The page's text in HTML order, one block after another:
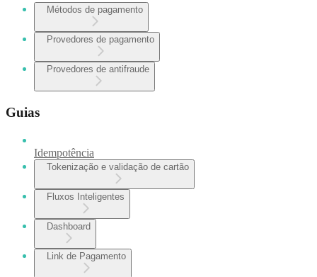
Métodos de pagamento
Provedores de pagamento
Provedores de antifraude
Guias
Idempotência
Tokenização e validação de cartão
Fluxos Inteligentes
Dashboard
Link de Pagamento